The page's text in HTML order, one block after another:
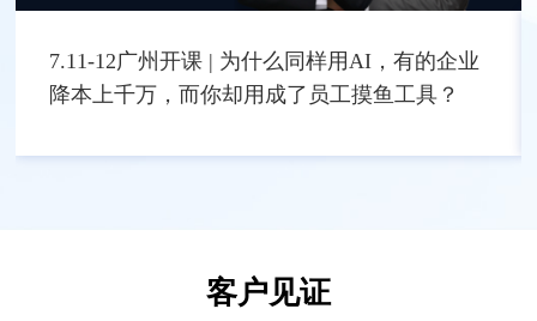
7.11-12广州开课 | 为什么同样用AI，有的企业
降本上千万，而你却用成了员工摸鱼工具？
客户见证